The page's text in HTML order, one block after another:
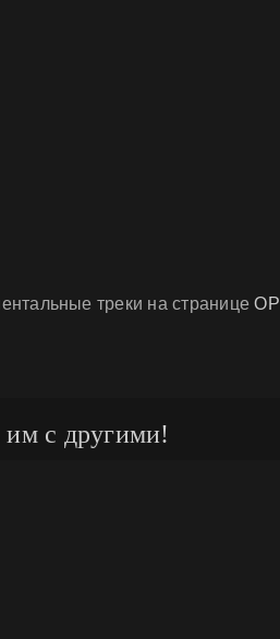
треки на странице
им с другими!